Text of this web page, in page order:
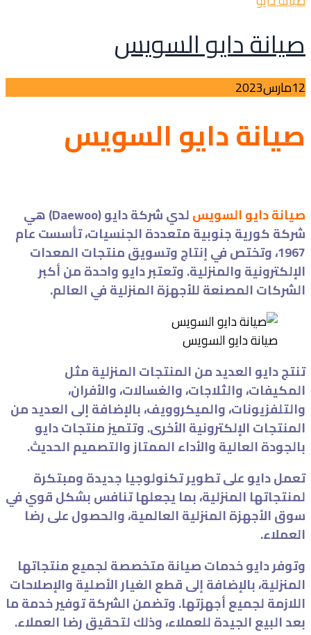
صيانة دايو السويس
12مارس2023
صيانة دايو السويس
صيانة دايو السويس
لدي شركة دايو (Daewoo) هي
شركة كورية جنوبية متعددة الجنسيات، تأسست عام
1967، وتختص في إنتاج وتسويق منتجات المعدات
الإلكترونية والمنزلية. وتعتبر دايو واحدة من أكبر
الشركات المصنعة للأجهزة المنزلية في العالم.
صيانة دايو السويس
تنتج دايو العديد من المنتجات المنزلية مثل
المكيفات، والثلاجات، والغسالات، والأفران،
والتلفزيونات، والميكروويف، بالإضافة إلى العديد من
المنتجات الإلكترونية الأخرى. وتتميز منتجات دايو
بالجودة العالية والأداء الممتاز والتصميم الحديث.
تعمل دايو على تطوير تكنولوجيا جديدة ومبتكرة
لمنتجاتها المنزلية، بما يجعلها تنافس بشكل قوي في
سوق الأجهزة المنزلية العالمية، والحصول على رضا
العملاء.
وتوفر دايو خدمات صيانة متخصصة لجميع منتجاتها
المنزلية، بالإضافة إلى قطع الغيار الأصلية والإصلاحات
اللازمة لجميع أجهزتها. وتضمن الشركة توفير خدمة ما
بعد البيع الجيدة للعملاء، وذلك لتحقيق رضا العملاء.